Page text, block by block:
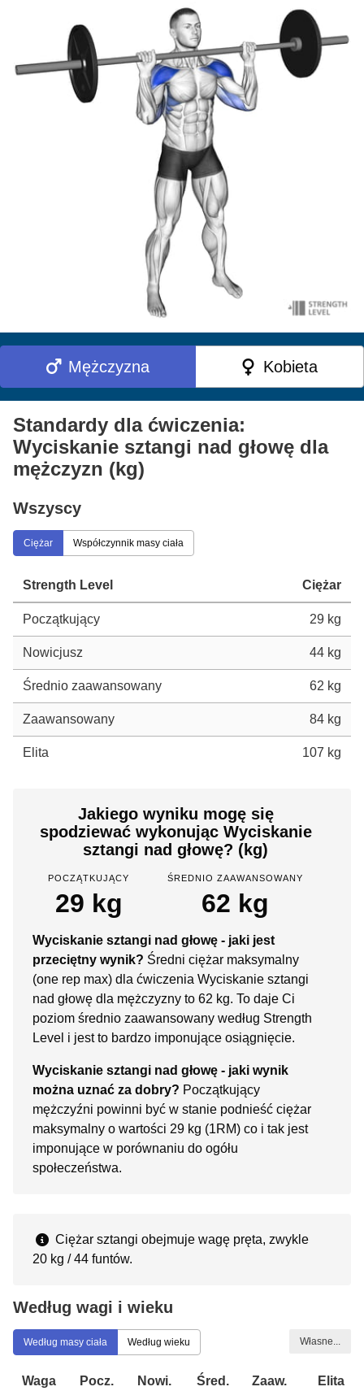
Mężczyzna Kobieta
Standardy dla ćwiczenia:
Wyciskanie sztangi nad głowę dla
mężczyzn (kg)
Wszyscy
Ciężar Współczynnik masy ciała
Strength Level Ciężar
Początkujący 29 kg
Nowicjusz 44 kg
Średnio zaawansowany 62 kg
Zaawansowany 84 kg
Elita 107 kg
Jakiego wyniku mogę się
spodziewać wykonując Wyciskanie
sztangi nad głowę? (kg)
POCZĄTKUJĄCY
29 kg
ŚREDNIO ZAAWANSOWANY
62 kg
Wyciskanie sztangi nad głowę - jaki jest
przeciętny wynik? Średni ciężar maksymalny
(one rep max) dla ćwiczenia Wyciskanie sztangi
nad głowę dla mężczyzny to 62 kg. To daje Ci
poziom średnio zaawansowany według Strength
Level i jest to bardzo imponujące osiągnięcie.
Wyciskanie sztangi nad głowę - jaki wynik
można uznać za dobry? Początkujący
mężczyźni powinni być w stanie podnieść ciężar
maksymalny o wartości 29 kg (1RM) co i tak jest
imponujące w porównaniu do ogółu
społeczeństwa.
Ciężar sztangi obejmuje wagę pręta, zwykle
20 kg / 44 funtów.
Według wagi i wieku
Według masy ciała Według wieku Własne...
Waga Pocz. Nowi. Śred. Zaaw. Elita